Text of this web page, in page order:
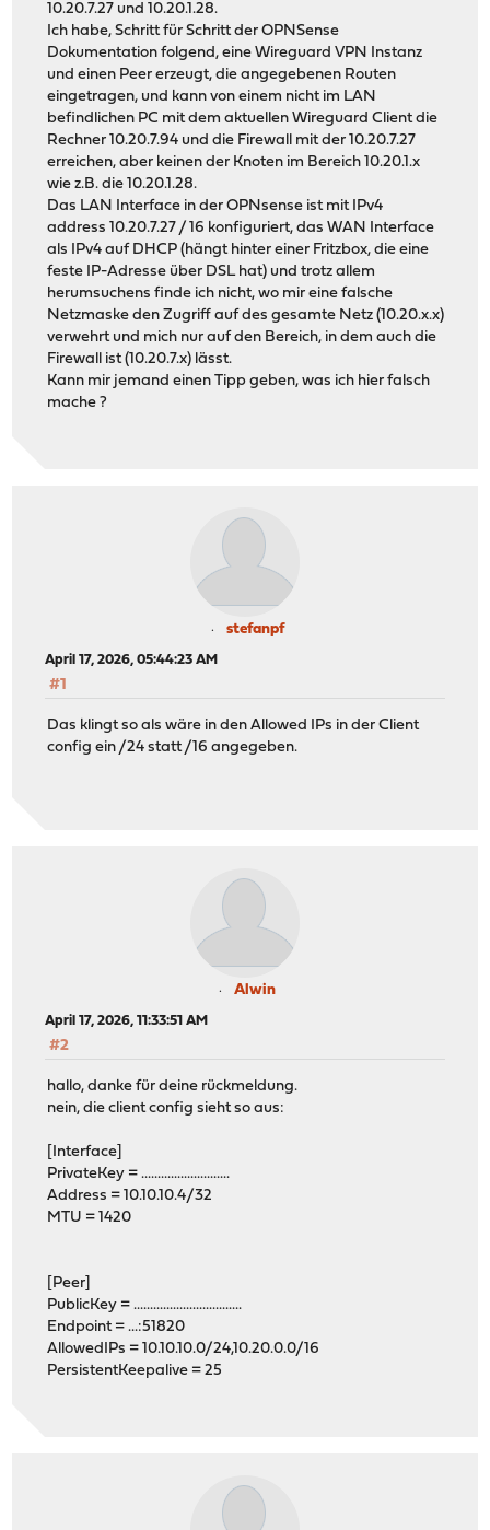
10.20.7.27 und 10.20.1.28.
Ich habe, Schritt für Schritt der OPNSense
Dokumentation folgend, eine Wireguard VPN Instanz
und einen Peer erzeugt, die angegebenen Routen
eingetragen, und kann von einem nicht im LAN
befindlichen PC mit dem aktuellen Wireguard Client die
Rechner 10.20.7.94 und die Firewall mit der 10.20.7.27
erreichen, aber keinen der Knoten im Bereich 10.20.1.x
wie z.B. die 10.20.1.28.
Das LAN Interface in der OPNsense ist mit IPv4
address 10.20.7.27 / 16 konfiguriert, das WAN Interface
als IPv4 auf DHCP (hängt hinter einer Fritzbox, die eine
feste IP-Adresse über DSL hat) und trotz allem
herumsuchens finde ich nicht, wo mir eine falsche
Netzmaske den Zugriff auf des gesamte Netz (10.20.x.x)
verwehrt und mich nur auf den Bereich, in dem auch die
Firewall ist (10.20.7.x) lässt.
Kann mir jemand einen Tipp geben, was ich hier falsch
mache ?
stefanpf
April 17, 2026, 05:44:23 AM
#1
Das klingt so als wäre in den Allowed IPs in der Client
config ein /24 statt /16 angegeben.
Alwin
April 17, 2026, 11:33:51 AM
#2
hallo, danke für deine rückmeldung.
nein, die client config sieht so aus:
[Interface]
PrivateKey = ...........................
Address = 10.10.10.4/32
MTU = 1420
[Peer]
PublicKey = .................................
Endpoint = ...:51820
AllowedIPs = 10.10.10.0/24,10.20.0.0/16
PersistentKeepalive = 25